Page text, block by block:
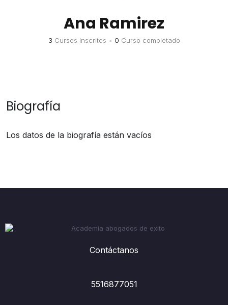
Ana Ramirez
3 Cursos Inscritos • 0 Curso completado
Biografía
Los datos de la biografía están vacíos
Contáctanos
5516877051